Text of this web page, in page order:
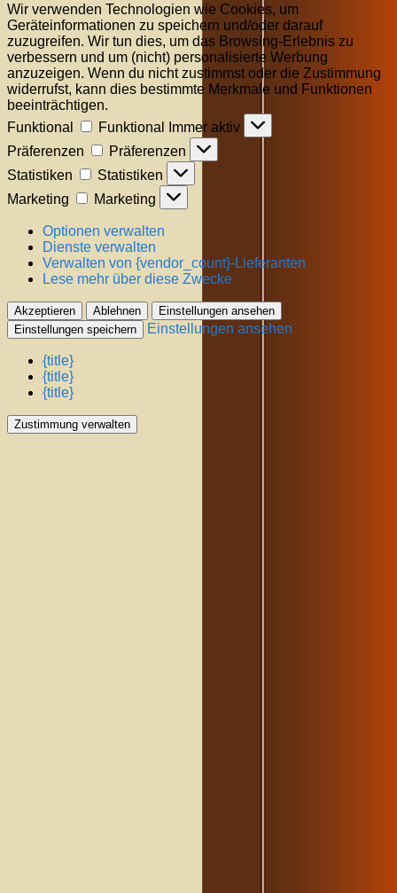
Wir verwenden Technologien wie Cookies, um
Geräteinformationen zu speichern und/oder darauf
zuzugreifen. Wir tun dies, um das Browsing-Erlebnis zu
verbessern und um (nicht) personalisierte Werbung
anzuzeigen. Wenn du nicht zustimmst oder die Zustimmung
widerrufst, kann dies bestimmte Merkmale und Funktionen
beeinträchtigen.
Funktional
Funktional
Immer aktiv
Präferenzen
Präferenzen
Statistiken
Statistiken
Marketing
Marketing
Optionen verwalten
Dienste verwalten
Verwalten von {vendor_count}-Lieferanten
Lese mehr über diese Zwecke
Akzeptieren Ablehnen
Einstellungen ansehen
Einstellungen speichern
Einstellungen ansehen
{title}
{title}
{title}
Zustimmung verwalten